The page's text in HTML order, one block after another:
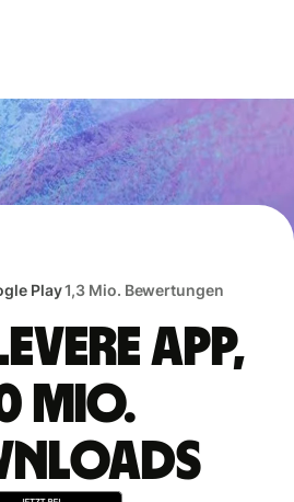
Play1,3 Mio. Bewertungen
App,
Mio.